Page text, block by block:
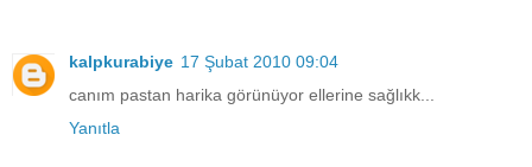
kalpkurabiye 17 Şubat 2010 09:04
canım pastan harika görünüyor ellerine sağlıkk...
Yanıtla